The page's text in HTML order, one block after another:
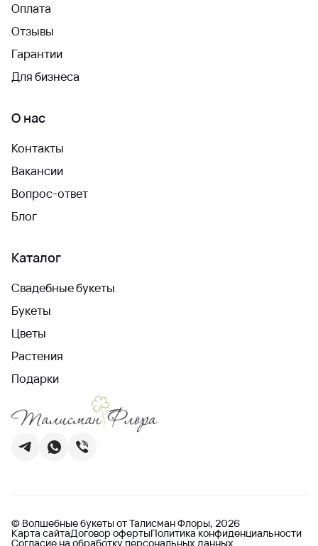
Оплата
Отзывы
Гарантии
Для бизнеса
О нас
Контакты
Вакансии
Вопрос-ответ
Блог
Каталог
Свадебные букеты
Букеты
Цветы
Растения
Подарки
© Волшебные букеты от Талисман Флоры, 2026
Карта сайтаДоговор офертыПолитика конфиденциальности
Согласие на обработку персональных данных